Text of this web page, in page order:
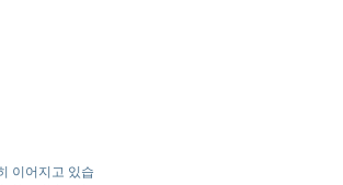
이어지고 있습